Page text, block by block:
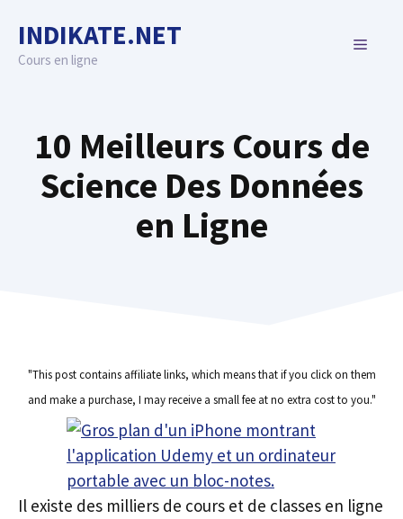
content
INDIKATE.NET
Cours en ligne
MENU
10 Meilleurs Cours de
Science Des Données
en Ligne
"This post contains affiliate links, which means that if you click on them
and make a purchase, I may receive a small fee at no extra cost to you."
Il existe des milliers de cours et de classes en ligne